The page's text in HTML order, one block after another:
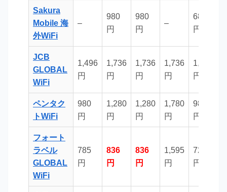
Sakura
Mobile 海
外WiFi
–
980
円
980
円
–
680
円
JCB
GLOBAL
WiFi
1,496
円
1,736
円
1,736
円
1,736
円
1,496
円
ペンタク
トWiFi
980
円
1,280
円
1,280
円
1,780
円
980
円
フォート
ラベル
GLOBAL
WiFi
785
円
836
円
836
円
1,595
円
726
円